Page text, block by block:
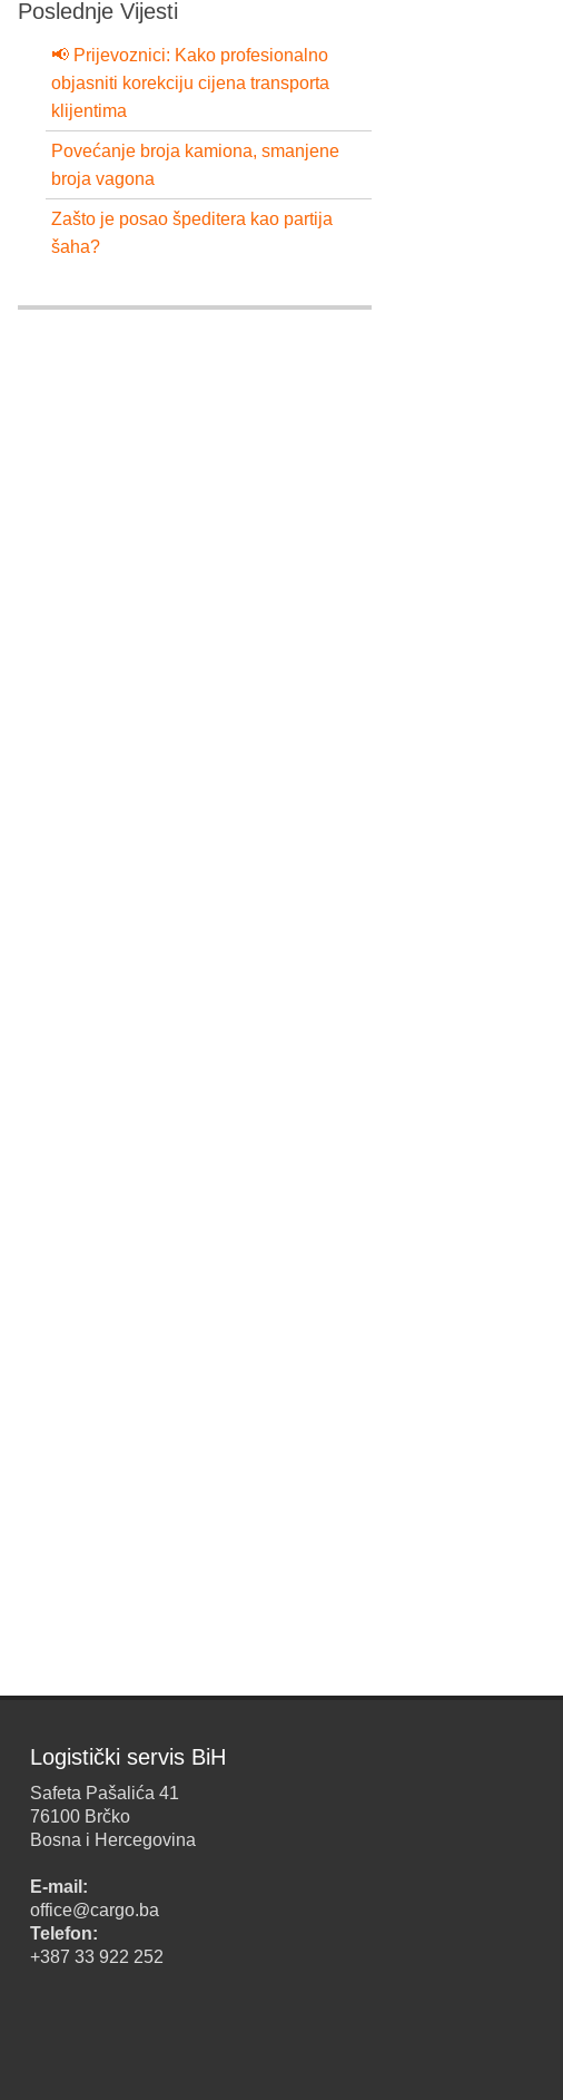
Poslednje Vijesti
📢 Prijevoznici: Kako profesionalno
objasniti korekciju cijena transporta
klijentima
Povećanje broja kamiona, smanjene
broja vagona
Zašto je posao špeditera kao partija
šaha?
Logistički servis BiH
Safeta Pašalića 41
76100 Brčko
Bosna i Hercegovina
E-mail:
office@cargo.ba
Telefon:
+387 33 922 252